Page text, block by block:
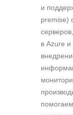
и
premise)
в Azure и